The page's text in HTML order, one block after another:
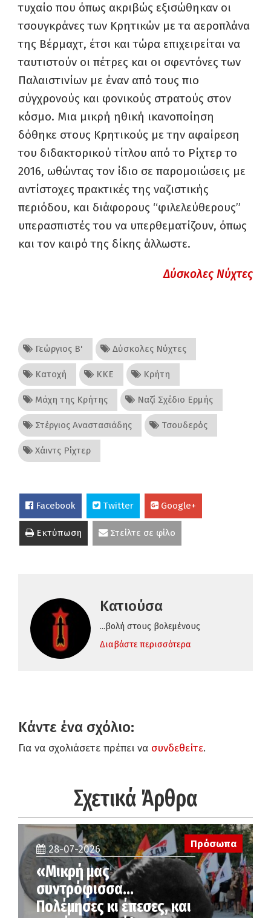
τυχαίο που όπως ακριβώς εξισώθηκαν οι
τσουγκράνες των Κρητικών με τα αεροπλάνα
της Βέρμαχτ, έτσι και τώρα επιχειρείται να
ταυτιστούν οι πέτρες και οι σφεντόνες των
Παλαιστινίων με έναν από τους πιο
σύγχρονούς και φονικούς στρατούς στον
κόσμο. Μια μικρή ηθική ικανοποίηση
δόθηκε στους Κρητικούς με την αφαίρεση
του διδακτορικού τίτλου από το Ρίχτερ το
2016, ωθώντας τον ίδιο σε παρομοιώσεις με
αντίστοχες πρακτικές της ναζιστικής
περιόδου, και διάφορους “φιλελεύθερους”
υπερασπιστές του να υπερθεματίζουν, όπως
και τον καιρό της δίκης άλλωστε.
Δύσκολες Νύχτες
Γεώργιος Β' Δύσκολες Νύχτες
Κατοχή ΚΚΕ Κρήτη
Μάχη της Κρήτης Ναζί Σχέδιο Ερμής
Στέργιος Αναστασιάδης Τσουδερός
Χάιντς Ρίχτερ
Facebook Twitter Google+
Εκτύπωση Στείλτε σε φίλο
Κατιούσα
...βολή στους βολεμένους
Διαβάστε περισσότερα
Κάντε ένα σχόλιο:
Για να σχολιάσετε πρέπει να συνδεθείτε.
Σχετικά Άρθρα
Πρόσωπα
28-07-2026
«Μικρή μας
συντρόφισσα…
Πολέμησες κι έπεσες, και